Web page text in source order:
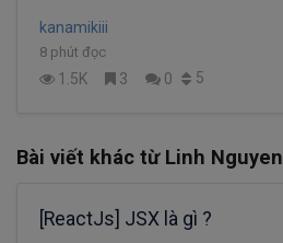
kanamikiii
8 phút đọc
1.5K 3 0 5
Bài viết khác từ Linh Nguyen
[ReactJs] JSX là gì ?